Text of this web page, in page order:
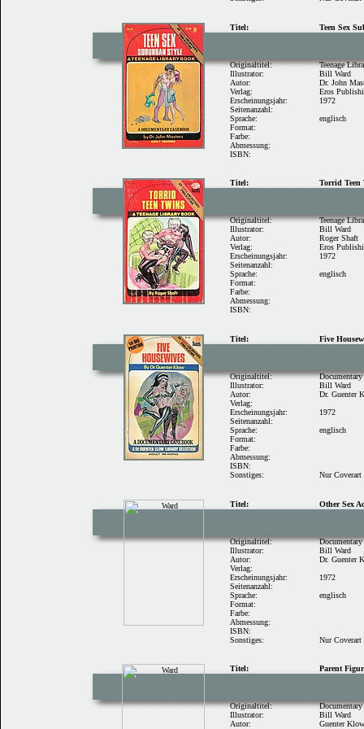
Titel: Teen Sex
Originaltitel:
Illustrator:
Autor:
Verlag:
Teenage
Bill Ward
Dr. John
Eros
Erscheinungsjahr:
Seitenanzahl:
Sprache:
Format:
Farbe:
Abmessung:
ISBN:
1972
englisch
Titel: Torrid Teen
Originaltitel:
Illustrator:
Autor:
Verlag:
Teenage
Bill Ward
Roger Shaft
Eros
Erscheinungsjahr:
Seitenanzahl:
Sprache:
Format:
Farbe:
Abmessung:
ISBN:
1972
englisch
Titel: Five
Originaltitel:
Illustrator:
Autor:
Verlag:
Bill Ward
Dr. Guenter
Erscheinungsjahr:
Seitenanzahl:
Sprache:
Format:
Farbe:
Abmessung:
ISBN:
Sonstiges:
1972
englisch
Nur Coverart
Titel: Other Sex
Originaltitel:
Illustrator:
Autor:
Verlag:
Bill Ward
Dr. Guenter
Erscheinungsjahr:
Seitenanzahl:
Sprache:
Format:
Farbe:
Abmessung:
ISBN:
Sonstiges:
1972
englisch
Nur Coverart
Titel: Parent
Originaltitel:
Illustrator:
Autor:
Bill Ward
Guenter